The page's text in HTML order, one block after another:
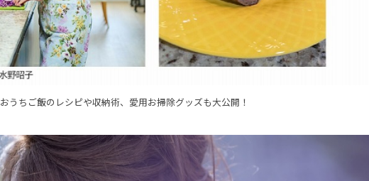
おうちご飯のレシピや収納術、愛用お掃除グッズも大公開！